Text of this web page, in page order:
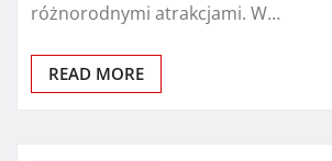
różnorodnymi atrakcjami. W…
READ MORE